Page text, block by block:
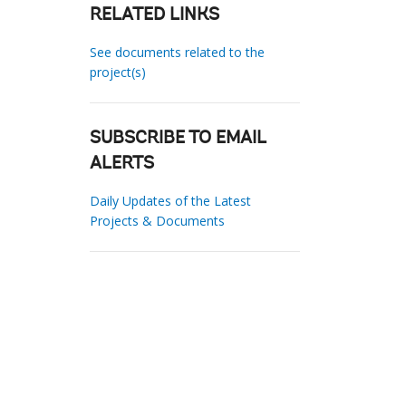
RELATED LINKS
See documents related to the
project(s)
SUBSCRIBE TO EMAIL
ALERTS
Daily Updates of the Latest
Projects & Documents